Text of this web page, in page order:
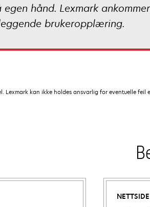
hånd. Lexmark
brukeropplæring.
Lexmark kan ikke holdes ansvarlig for eventuelle feil
NETTSIDE